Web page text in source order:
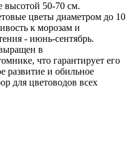
высотой 50-70 см.
цветы диаметром до 10
к морозам и
- июнь-сентябрь.
в
что гарантирует его
развитие и обильное
для цветоводов всех